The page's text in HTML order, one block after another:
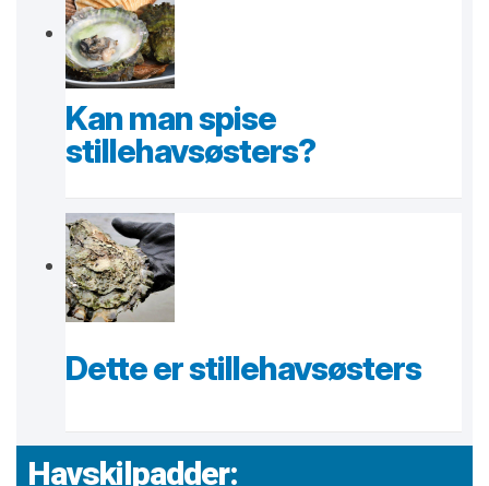
Kan man spise
stillehavsøsters?
Dette er stillehavsøsters
Havskilpadder: